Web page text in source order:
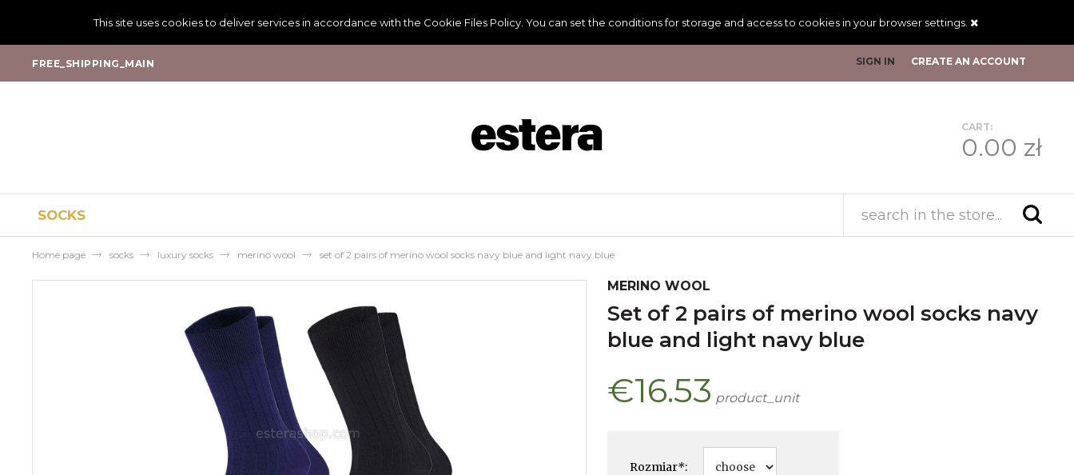
This site uses cookies to deliver services in accordance with the Cookie Files Policy . You can set the conditions for storage and access to cookies in your browser settings.
FREE_SHIPPING_MAIN SIGN IN CREATE AN ACCOUNT
CART:
0.00 zł
SOCKS
Home page socks luxury socks merino wool set of 2 pairs of merino wool socks navy blue and light navy blue
MERINO WOOL
set of 2 pairs of merino wool socks navy
blue and light navy blue
€16.53 product_unit
Rozmiar*: